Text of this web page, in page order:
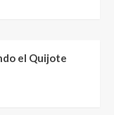
el Quijote